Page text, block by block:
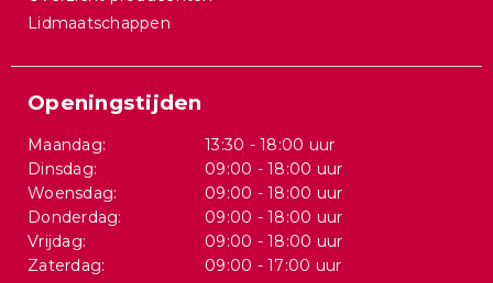
Lidmaatschappen
Openingstijden
Maandag:
13:30 - 18:00 uur
Dinsdag:
09:00 - 18:00 uur
Woensdag:
09:00 - 18:00 uur
Donderdag:
09:00 - 18:00 uur
Vrijdag:
09:00 - 18:00 uur
Zaterdag:
09:00 - 17:00 uur